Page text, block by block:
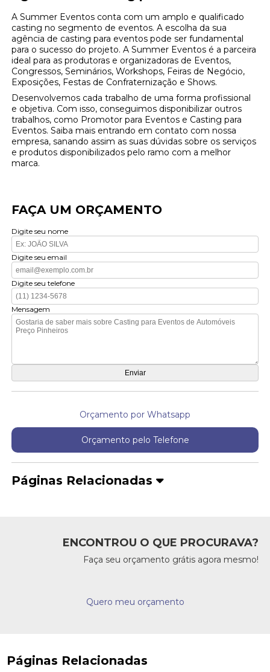
A Summer Eventos conta com um amplo e qualificado
casting no segmento de eventos. A escolha da sua
agência de casting para eventos pode ser fundamental
para o sucesso do projeto. A Summer Eventos é a parceira
ideal para as produtoras e organizadoras de Eventos,
Congressos, Seminários, Workshops, Feiras de Negócio,
Exposições, Festas de Confraternização e Shows.
Desenvolvemos cada trabalho de uma forma profissional
e objetiva. Com isso, conseguimos disponibilizar outros
trabalhos, como Promotor para Eventos e Casting para
Eventos. Saiba mais entrando em contato com nossa
empresa, sanando assim as suas dúvidas sobre os serviços
e produtos disponibilizados pelo ramo com a melhor
marca.
FAÇA UM ORÇAMENTO
Digite seu nome
Digite seu email
Digite seu telefone
Mensagem
Orçamento por Whatsapp
Orçamento pelo Telefone
Páginas Relacionadas
ENCONTROU O QUE PROCURAVA?
Faça seu orçamento grátis agora mesmo!
Quero meu orçamento
Páginas Relacionadas